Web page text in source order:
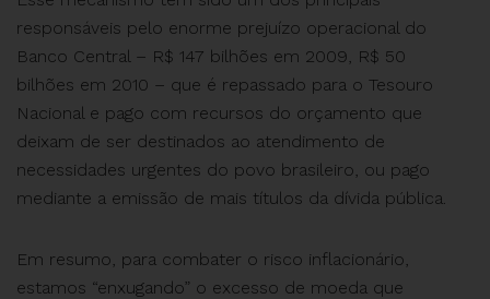
responsáveis pelo enorme prejuízo operacional do
Banco Central – R$ 147 bilhões em 2009, R$ 50
bilhões em 2010 – que é repassado para o Tesouro
Nacional e pago com recursos do orçamento que
deixam de ser destinados ao atendimento de
necessidades urgentes do povo brasileiro, ou pago
mediante a emissão de mais títulos da dívida pública.
Em resumo, para combater o risco inflacionário,
estamos “enxugando” o excesso de moeda que